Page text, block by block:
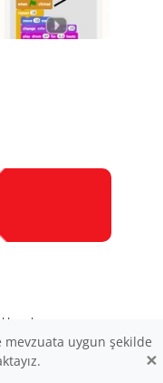
karşı savaşını
mevzuata uygun şekilde
×